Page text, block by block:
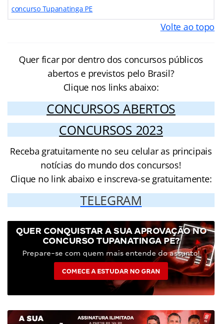
concurso Tupanatinga PE
Volte ao topo
Quer ficar por dentro dos concursos públicos
abertos e previstos pelo Brasil?
Clique nos links abaixo:
CONCURSOS ABERTOS
CONCURSOS 2023
Receba gratuitamente no seu celular as principais
notícias do mundo dos concursos!
Clique no link abaixo e inscreva-se gratuitamente:
TELEGRAM
QUER CONQUISTAR A SUA APROVAÇÃO NO
CONCURSO TUPANATINGA PE?
Prepare-se com quem mais entende do assunto!
COMECE A ESTUDAR NO GRAN